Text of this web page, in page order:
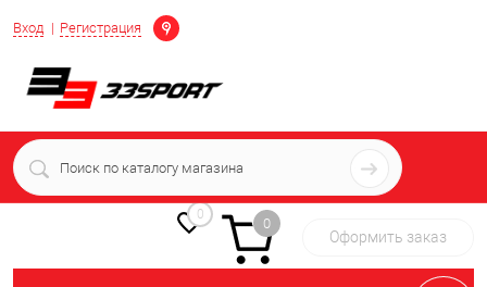
Вход Регистрация
Определение
+7 (939) 716-10-06
пн-пт 7:00-16:00 МСК
0
0
Оформить заказ